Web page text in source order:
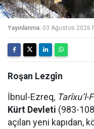
Yayınlanma: 03 Ağustos 2026
Roşan Lezgîn
İbnul-Ezreq, Tarîxu’l-
Kürt Devleti (983-
açılan yeni kapıdan,